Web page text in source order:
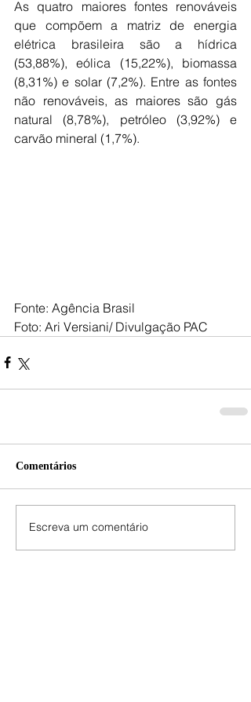
As quatro maiores fontes renováveis
que compõem a matriz de energia
elétrica brasileira são a hídrica
(53,88%), eólica (15,22%), biomassa
(8,31%) e solar (7,2%). Entre as fontes
não renováveis, as maiores são gás
natural (8,78%), petróleo (3,92%) e
carvão mineral (1,7%).
Fonte: Agência Brasil
Foto: Ari Versiani/ Divulgação PAC
Comentários
Escreva um comentário